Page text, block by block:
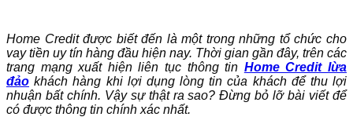
Home Credit được biết đến là một trong những tổ chức cho
vay tiền uy tín hàng đầu hiện nay. Thời gian gần đây, trên các
trang mạng xuất hiện liên tục thông tin Home Credit lừa
đảo khách hàng khi lợi dụng lòng tin của khách để thu lợi
nhuận bất chính. Vậy sự thật ra sao? Đừng bỏ lỡ bài viết để
có được thông tin chính xác nhất.